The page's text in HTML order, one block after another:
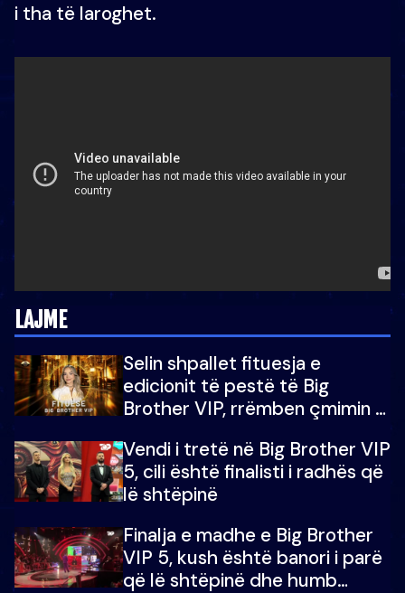
i tha të laroghet.
LAJME
Selin shpallet fituesja e
edicionit të pestë të Big
Brother VIP, rrëmben çmimin e
Vendi i tretë në Big Brother VIP
5, cili është finalisti i radhës që
lë shtëpinë
Finalja e madhe e Big Brother
VIP 5, kush është banori i parë
që lë shtëpinë dhe humb